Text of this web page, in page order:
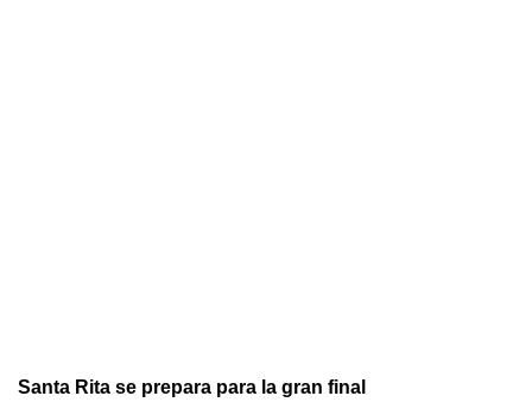
Santa Rita se prepara para la gran final